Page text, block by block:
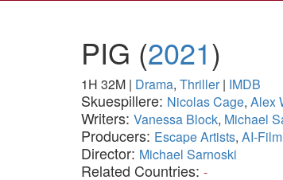
PIG (2021)
1H 32M | Drama, Thriller| IMDB
Skuespillere: Nicolas Cage, Alex
Writers: Vanessa Block, Michael
Producers: Escape Artists, AI-Film
Director: Michael Sarnoski
Related Countries: -